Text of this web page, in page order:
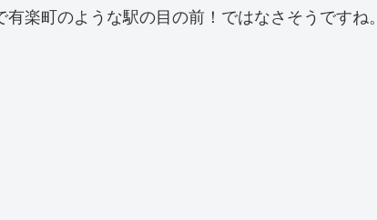
楽町のような駅の目の前！ではなさそうですね。